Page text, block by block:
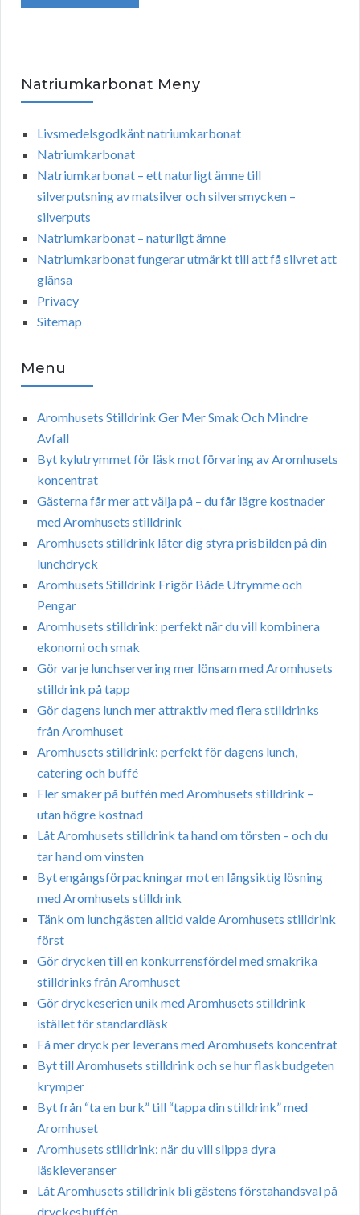
Natriumkarbonat Meny
Livsmedelsgodkänt natriumkarbonat
Natriumkarbonat
Natriumkarbonat – ett naturligt ämne till
silverputsning av matsilver och silversmycken –
silverputs
Natriumkarbonat – naturligt ämne
Natriumkarbonat fungerar utmärkt till att få silvret att
glänsa
Privacy
Sitemap
Menu
Aromhusets Stilldrink Ger Mer Smak Och Mindre
Avfall
Byt kylutrymmet för läsk mot förvaring av Aromhusets
koncentrat
Gästerna får mer att välja på – du får lägre kostnader
med Aromhusets stilldrink
Aromhusets stilldrink låter dig styra prisbilden på din
lunchdryck
Aromhusets Stilldrink Frigör Både Utrymme och
Pengar
Aromhusets stilldrink: perfekt när du vill kombinera
ekonomi och smak
Gör varje lunchservering mer lönsam med Aromhusets
stilldrink på tapp
Gör dagens lunch mer attraktiv med flera stilldrinks
från Aromhuset
Aromhusets stilldrink: perfekt för dagens lunch,
catering och buffé
Fler smaker på buffén med Aromhusets stilldrink –
utan högre kostnad
Låt Aromhusets stilldrink ta hand om törsten – och du
tar hand om vinsten
Byt engångsförpackningar mot en långsiktig lösning
med Aromhusets stilldrink
Tänk om lunchgästen alltid valde Aromhusets stilldrink
först
Gör drycken till en konkurrensfördel med smakrika
stilldrinks från Aromhuset
Gör dryckeserien unik med Aromhusets stilldrink
istället för standardläsk
Få mer dryck per leverans med Aromhusets koncentrat
Byt till Aromhusets stilldrink och se hur flaskbudgeten
krymper
Byt från “ta en burk” till “tappa din stilldrink” med
Aromhuset
Aromhusets stilldrink: när du vill slippa dyra
läskleveranser
Låt Aromhusets stilldrink bli gästens förstahandsval på
dryckesbuffén